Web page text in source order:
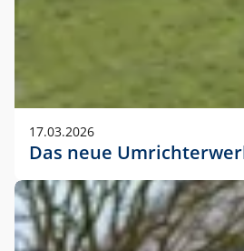
17.03.2026
Das neue